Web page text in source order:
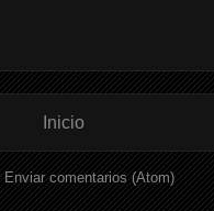
Inicio
Enviar comentarios (Atom)